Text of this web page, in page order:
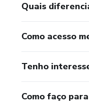
Quais
Como acesso
Tenho
Como faço